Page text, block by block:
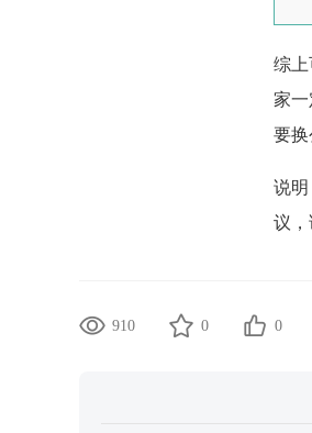
综
家
要换
说
议，
910 0 0